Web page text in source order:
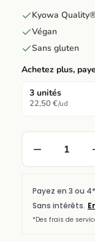
Kyowa
Végan
Sans gluten
Achetez plus,
3 unités
22,50 €/ud